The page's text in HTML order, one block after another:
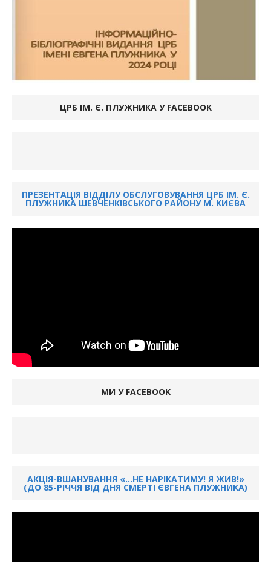
ЦРБ ІМ. Є. ПЛУЖНИКА У FACEBOOK
ПРЕЗЕНТАЦІЯ ВІДДІЛУ ОБСЛУГОВУВАННЯ ЦРБ ІМ. Є.
ПЛУЖНИКА ШЕВЧЕНКІВСЬКОГО РАЙОНУ М. КИЄВА
МИ У FACEBOOK
АКЦІЯ-ВШАНУВАННЯ «…НЕ НАРІКАТИМУ! Я ЖИВ!»
(ДО 85-РІЧЧЯ ВІД ДНЯ СМЕРТІ ЄВГЕНА ПЛУЖНИКА)